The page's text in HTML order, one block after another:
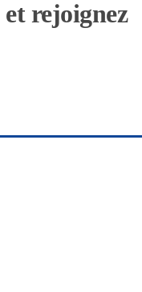
rejoignez